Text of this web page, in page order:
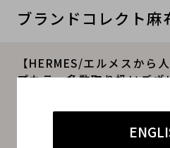
ブランドコレクト麻
【HERMES/エルメスか
プカラー多数取り扱いご
はブランドコレクト麻布十